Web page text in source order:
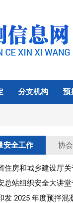
分支机构 预
安全工作 协
住房和城乡建设厅
总站组织安全大讲堂
发 2025 年度预拌